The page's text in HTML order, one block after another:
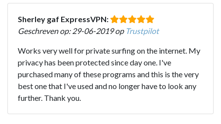
Sherley gaf ExpressVPN:
Geschreven op: 29-06-2019 op Trustpilot
Works very well for private surfing on the internet. My
privacy has been protected since day one. I've
purchased many of these programs and this is the very
best one that I've used and no longer have to look any
further. Thank you.